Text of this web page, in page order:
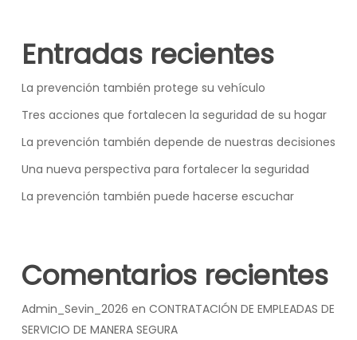
Entradas recientes
La prevención también protege su vehículo
Tres acciones que fortalecen la seguridad de su hogar
La prevención también depende de nuestras decisiones
Una nueva perspectiva para fortalecer la seguridad
La prevención también puede hacerse escuchar
Comentarios recientes
Admin_Sevin_2026 en CONTRATACIÓN DE EMPLEADAS DE
SERVICIO DE MANERA SEGURA